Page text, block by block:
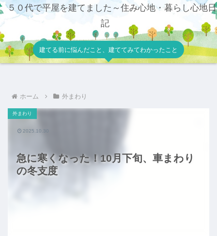
５０代で平屋を建てました～住み心地・暮らし心地日
記
建てる前に悩んだこと、建ててみてわかったこと
ホーム 外まわり
急に寒くなった！10月下旬、車まわり
の冬支度
外まわり
2025.10.30